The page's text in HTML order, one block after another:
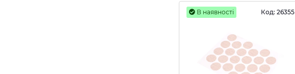
В наявності Код: 26355